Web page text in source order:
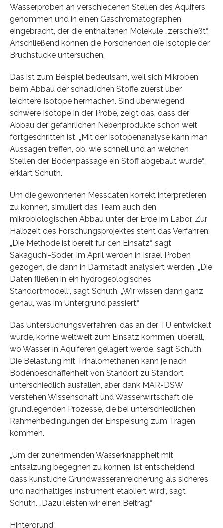
Wasserproben an verschiedenen Stellen des Aquifers
genommen und in einen Gaschromatographen
eingebracht, der die enthaltenen Moleküle „zerschießt“.
Anschließend können die Forschenden die Isotopie der
Bruchstücke untersuchen.
Das ist zum Beispiel bedeutsam, weil sich Mikroben
beim Abbau der schädlichen Stoffe zuerst über
leichtere Isotope hermachen. Sind überwiegend
schwere Isotope in der Probe, zeigt das, dass der
Abbau der gefährlichen Nebenprodukte schon weit
fortgeschritten ist. „Mit der Isotopenanalyse kann man
Aussagen treffen, ob, wie schnell und an welchen
Stellen der Bodenpassage ein Stoff abgebaut wurde“,
erklärt Schüth.
Um die gewonnenen Messdaten korrekt interpretieren
zu können, simuliert das Team auch den
mikrobiologischen Abbau unter der Erde im Labor. Zur
Halbzeit des Forschungsprojektes steht das Verfahren:
„Die Methode ist bereit für den Einsatz“, sagt
Sakaguchi-Söder. Im April werden in Israel Proben
gezogen, die dann in Darmstadt analysiert werden. „Die
Daten fließen in ein hydrogeologisches
Standortmodell“, sagt Schüth. „Wir wissen dann ganz
genau, was im Untergrund passiert.“
Das Untersuchungsverfahren, das an der TU entwickelt
wurde, könne weltweit zum Einsatz kommen, überall,
wo Wasser in Aquiferen gelagert werde, sagt Schüth.
Die Belastung mit Trihalomethanen kann je nach
Bodenbeschaffenheit von Standort zu Standort
unterschiedlich ausfallen, aber dank MAR-DSW
verstehen Wissenschaft und Wasserwirtschaft die
grundlegenden Prozesse, die bei unterschiedlichen
Rahmenbedingungen der Einspeisung zum Tragen
kommen.
„Um der zunehmenden Wasserknappheit mit
Entsalzung begegnen zu können, ist entscheidend,
dass künstliche Grundwasseranreicherung als sicheres
und nachhaltiges Instrument etabliert wird“, sagt
Schüth. „Dazu leisten wir einen Beitrag.“
Hintergrund